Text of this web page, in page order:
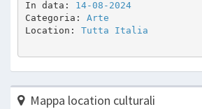
In data: 14-08-2024
Categoria: Arte
Location: Tutta Italia
Mappa location culturali